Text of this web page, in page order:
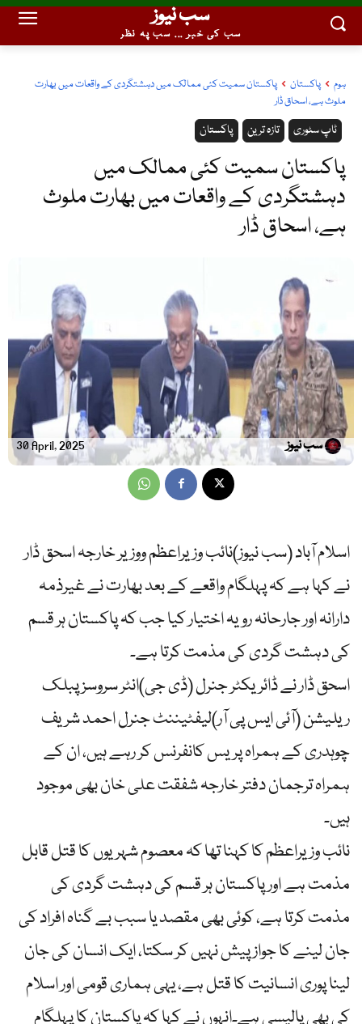
سب نیوز
سب کی خبر ... سب پہ نظر
ہوم پاکستان
پاکستان سمیت کئی ممالک میں دہشتگردی کے واقعات میں بھارت
ملوث ہے، اسحاق ڈار
پاکستان تازہ ترین ٹاپ سٹوری
پاکستان سمیت کئی ممالک میں
دہشتگردی کے واقعات میں بھارت ملوث
ہے، اسحاق ڈار
30 April, 2025 سب نیوز
اسلام آباد (سب نیوز)نائب وزیراعظم ووزیر خارجہ اسحق ڈار
نے کہا ہے کہ پہلگام واقعے کے بعد بھارت نے غیرذمہ
دارانہ اور جارحانہ رویہ اختیار کیا جب کہ پاکستان ہر قسم
کی دہشت گردی کی مذمت کرتا ہے۔
اسحق ڈار نے ڈائریکٹر جنرل (ڈی جی)انٹر سروسز پبلک
ریلیشن (آئی ایس پی آر)لیفٹیننٹ جنرل احمد شریف
چوہدری کے ہمراہ پریس کانفرنس کر رہے ہیں، ان کے
ہمراہ ترجمان دفتر خارجہ شفقت علی خان بھی موجود
ہیں۔
نائب وزیراعظم کا کہنا تھا کہ معصوم شہریوں کا قتل قابل
مذمت ہے اور پاکستان ہر قسم کی دہشت گردی کی
مذمت کرتا ہے، کوئی بھی مقصد یا سبب بے گناہ افراد کی
جان لینے کا جواز پیش نہیں کر سکتا، ایک انسان کی جان
لینا پوری انسانیت کا قتل ہے، یہی ہماری قومی اور اسلام
کی بھی پالیسی ہے۔انہوں نے کہا کہ پاکستان کا پہلگام